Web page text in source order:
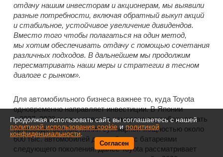
отдачу нашим инвесторам и акционерам, мы выявили
разные потребности, включая обратный выкуп акций
и стабильное, устойчивое увеличение дивидендов.
Вместо того чтобы полагаться на один метод,
мы хотим обеспечивать отдачу с помощью сочетания
различных подходов. В дальнейшем мы продолжим
пересматривать наши меры и стратегии в тесном
диалоге с рынком».
Для автомобильного бизнеса важнее то, куда Toyota
одновременно направляет инвестиции. В Японии
в 2027–2028 годах компания намерена переоборудовать
производственные линии суммарной мощностью около
600 тыс. автомобилей для работы с батареями
следующего поколения. Далее Toyota рассматривает
Продолжая использовать сайт, вы соглашаетесь с нашей
политикой использования cookieиполитикой
конфиденциальности.
Согласен